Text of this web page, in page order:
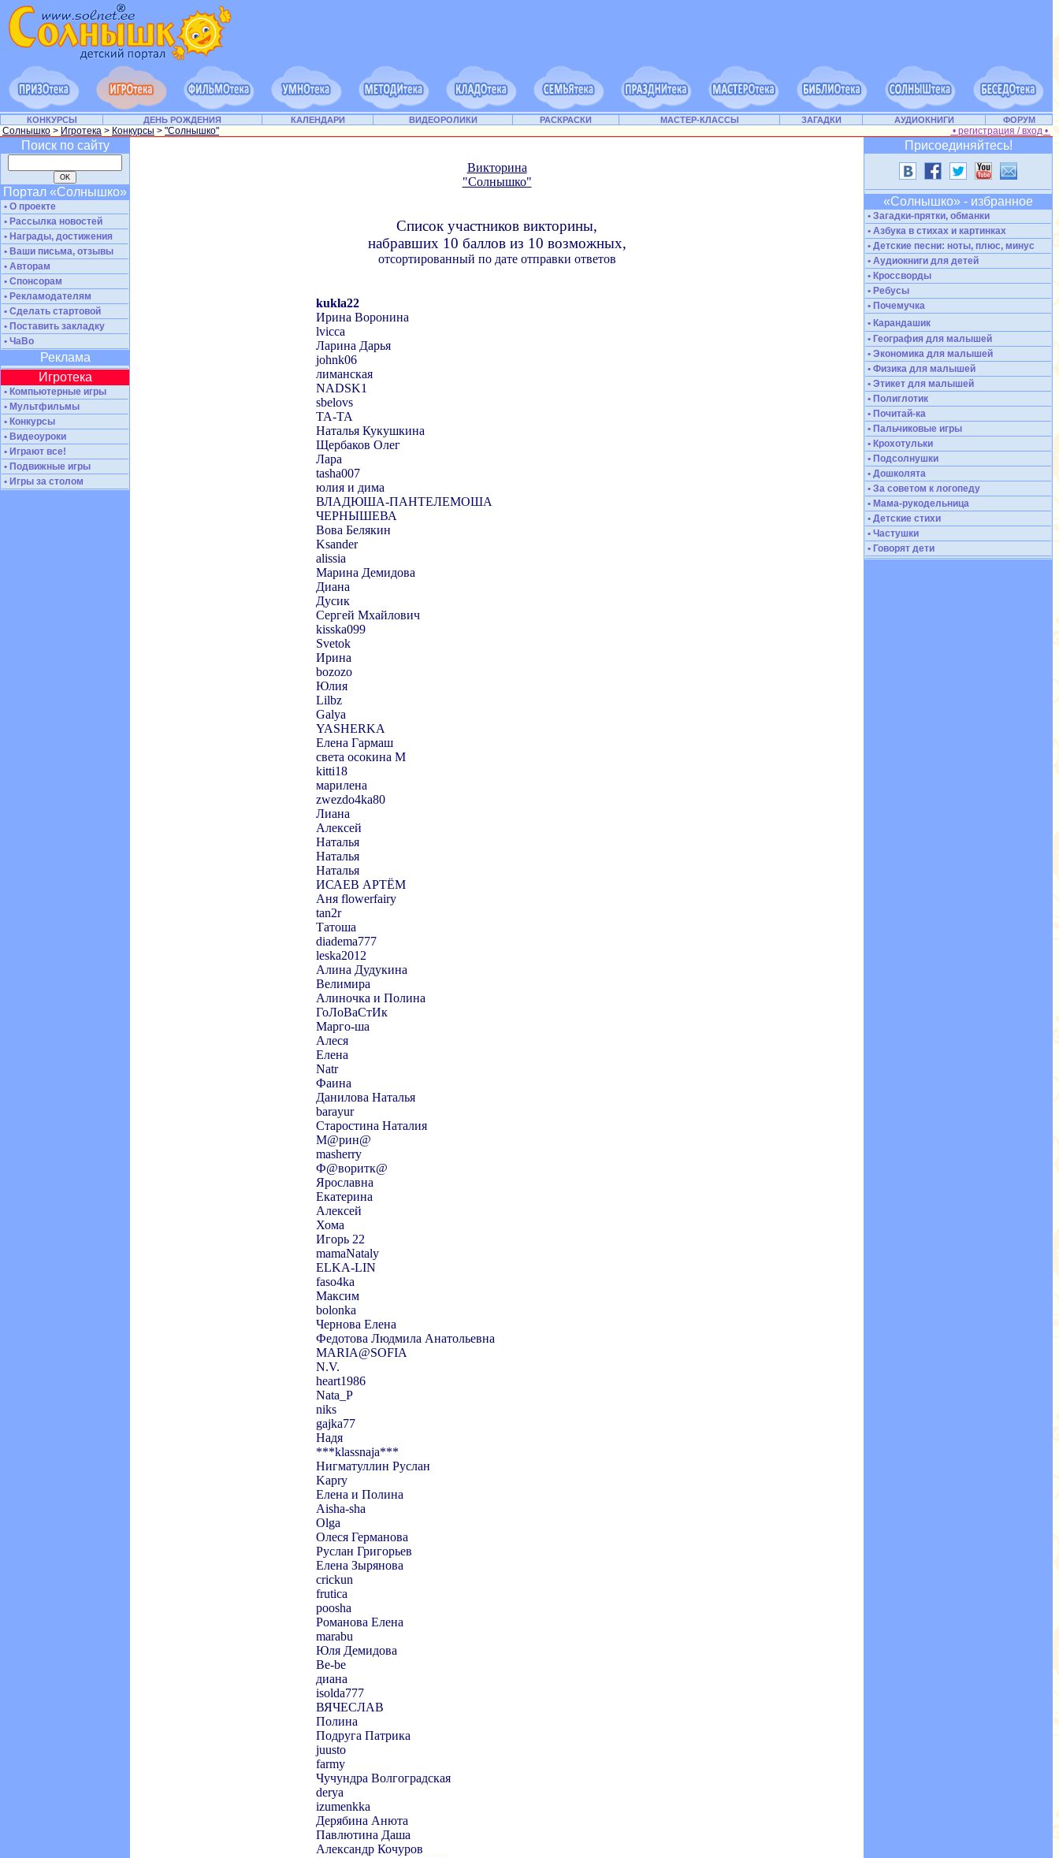
КОНКУРСЫ ДЕНЬ РОЖДЕНИЯ КАЛЕНДАРИ ВИДЕОРОЛИКИ РАСКРАСКИ МАСТЕР-КЛАССЫ ЗАГАДКИ АУДИОКНИГИ ФОРУМ
Солнышко > Игротека > Конкурсы > "Солнышко" • регистрация / вход •
Поиск по сайту
Портал «Солнышко»
• О проекте
• Рассылка новостей
• Награды, достижения
• Ваши письма, отзывы
• Авторам
• Спонсорам
• Рекламодателям
• Сделать стартовой
• Поставить закладку
• ЧаВо
Реклама
Игротека
• Компьютерные игры
• Мультфильмы
• Конкурсы
• Видеоуроки
• Играют все!
• Подвижные игры
• Игры за столом
Викторина
"Солнышко"
Список участников викторины,
набравших 10 баллов из 10 возможных,
отсортированный по дате отправки ответов
kukla22
Ирина Воронина
lvicca
Ларина Дарья
johnk06
лиманская
NADSK1
sbelovs
ТА-ТА
Наталья Кукушкина
Щербаков Олег
Лара
tasha007
юлия и дима
ВЛАДЮША-ПАНТЕЛЕМОША
ЧЕРНЫШЕВА
Вова Белякин
Ksander
alissia
Марина Демидова
Диана
Дусик
Сергей Мхайлович
kisska099
Svetok
Ирина
bozozo
Юлия
Lilbz
Galya
YASHERKA
Елена Гармаш
света осокина М
kitti18
марилена
zwezdo4ka80
Лиана
Алексей
Наталья
Наталья
Наталья
ИСАЕВ АРТЁМ
Аня flowerfairy
tan2r
Татоша
diadema777
leska2012
Алина Дудукина
Велимира
Алиночка и Полина
ГоЛоВаСтИк
Марго-ша
Алеся
Елена
Natr
Фаина
Данилова Наталья
barayur
Старостина Наталия
М@рин@
masherry
Ф@воритк@
Ярославна
Екатерина
Алексей
Хома
Игорь 22
mamaNataly
ELKA-LIN
faso4ka
Максим
bolonka
Чернова Елена
Федотова Людмила Анатольевна
MARIA@SOFIA
N.V.
heart1986
Nata_P
niks
gajka77
Надя
***klassnaja***
Нигматуллин Руслан
Kapry
Елена и Полина
Aisha-sha
Olga
Олеся Германова
Руслан Григорьев
Елена Зырянова
crickun
frutica
poosha
Романова Елена
marabu
Юля Демидова
Be-be
диана
isolda777
ВЯЧЕСЛАВ
Полина
Подруга Патрика
juusto
farmy
Чучундра Волгоградская
derya
izumenkka
Дерябина Анюта
Павлютина Даша
Александр Кочуров
Присоединяйтесь!
«Солнышко» - избранное
• Загадки-прятки, обманки
• Азбука в стихах и картинках
• Детские песни: ноты, плюс, минус
• Аудиокниги для детей
• Кроссворды
• Ребусы
• Почемучка
• Карандашик
• География для малышей
• Экономика для малышей
• Физика для малышей
• Этикет для малышей
• Полиглотик
• Почитай-ка
• Пальчиковые игры
• Крохотульки
• Подсолнушки
• Дошколята
• За советом к логопеду
• Мама-рукодельница
• Детские стихи
• Частушки
• Говорят дети